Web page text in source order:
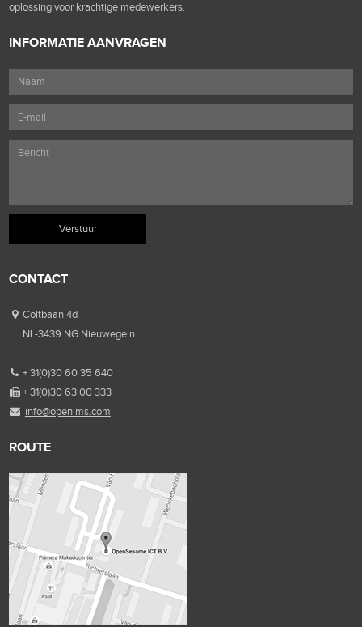
oplossing voor krachtige medewerkers.
INFORMATIE AANVRAGEN
CONTACT
Coltbaan 4d
NL-3439 NG Nieuwegein
+ 31(0)30 60 35 640
+ 31(0)30 63 00 333
info@openims.com
ROUTE